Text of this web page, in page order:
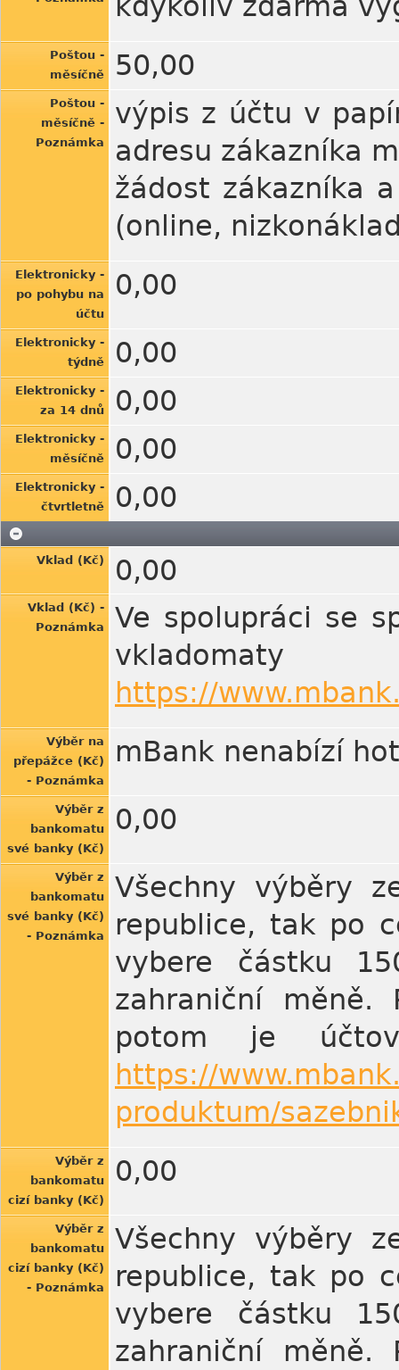
Poštou -
měsíčně
50,00
Poštou -
měsíčně -
Poznámka
výpis z účtu v
adresu zákazníka
žádost zákazníka
(online,
Elektronicky -
po pohybu na
účtu
0,00
Elektronicky -
týdně
0,00
Elektronicky -
za 14 dnů
0,00
Elektronicky -
měsíčně
0,00
Elektronicky -
čtvrtletně
0,00
Vklad (Kč) 0,00
Vklad (Kč) -
Poznámka
Ve spolupráci se
https://
Výběr na
přepážce (Kč)
- Poznámka
mBank nenabízí
Výběr z
bankomatu
své banky (Kč)
0,00
Výběr z
bankomatu
své banky (Kč)
- Poznámka
Všechny výběry
republice, tak po
vybere částku
zahraniční měně.
potom je
https://
produktum/
Výběr z
bankomatu
cizí banky (Kč)
0,00
Výběr z
bankomatu
cizí banky (Kč)
- Poznámka
Všechny výběry
republice, tak po
vybere částku
zahraniční měně.